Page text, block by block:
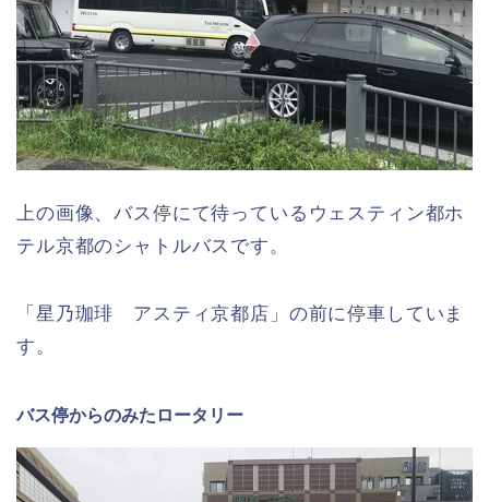
上の画像、バス停にて待っているウェスティン都ホ
テル京都のシャトルバスです。
「星乃珈琲 アスティ京都店」の前に停車していま
す。
バス停からのみたロータリー